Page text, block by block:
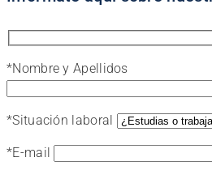
*Nombre y Apellidos
*Situación laboral
*E-mail